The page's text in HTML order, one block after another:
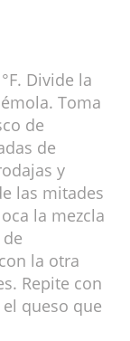
Divide la
Toma
de
de
y
las mitades
la mezcla
la otra
Repite con
queso que